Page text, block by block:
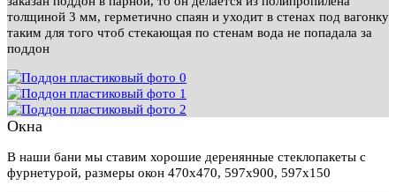
толщиной 3 мм, герметично спаян и уходит в стенах под вагонку
таким для того чтоб стекающая по стенам вода не попадала за
поддон
Окна
В наши бани мы ставим хорошие деренянные стеклопакеты с
фурнетурой, размеры окон 470х470, 597х900, 597х150